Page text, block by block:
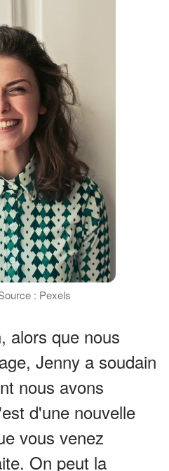
: Pexels
alors que nous
Jenny a soudain
nous avons
d'une nouvelle
vous venez
On peut la